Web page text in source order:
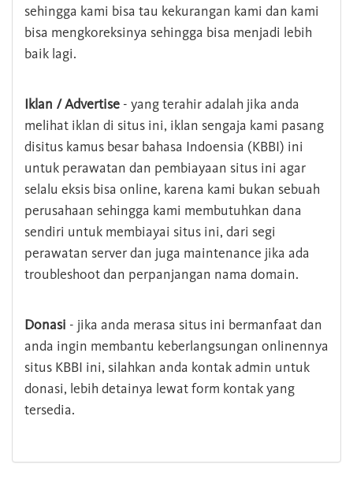
sehingga kami bisa tau kekurangan kami dan kami
bisa mengkoreksinya sehingga bisa menjadi lebih
baik lagi.
Iklan / Advertise - yang terahir adalah jika anda
melihat iklan di situs ini, iklan sengaja kami pasang
disitus kamus besar bahasa Indoensia (KBBI) ini
untuk perawatan dan pembiayaan situs ini agar
selalu eksis bisa online, karena kami bukan sebuah
perusahaan sehingga kami membutuhkan dana
sendiri untuk membiayai situs ini, dari segi
perawatan server dan juga maintenance jika ada
troubleshoot dan perpanjangan nama domain.
Donasi - jika anda merasa situs ini bermanfaat dan
anda ingin membantu keberlangsungan onlinennya
situs KBBI ini, silahkan anda kontak admin untuk
donasi, lebih detainya lewat form kontak yang
tersedia.